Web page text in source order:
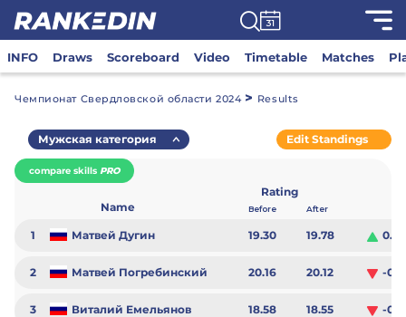
INFO Draws Scoreboard Video Timetable Matches
Чемпионат Свердловской области 2024 > Results
Мужская категория Edit Standings
compare skills PRO
Name
Rating
Before After
1 Матвей Дугин 19.30 19.78 0.48
2 Матвей Погребинский 20.16 20.12 -
3 Виталий Емельянов 18.58 18.55 -